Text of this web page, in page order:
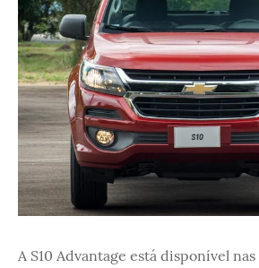
A S10 Advantage está disponível